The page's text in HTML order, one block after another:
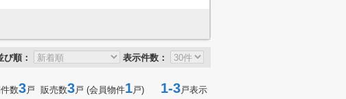
び順： 表示件数：
数3戸 販売数3戸 (会員物件1戸) 1-3戸表示